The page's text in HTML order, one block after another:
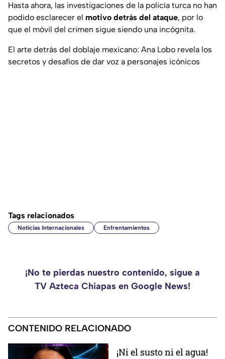
Hasta ahora, las investigaciones de la policía turca no han
podido esclarecer el motivo detrás del ataque, por lo
que el móvil del crimen sigue siendo una incógnita.
El arte detrás del doblaje mexicano: Ana Lobo revela los
secretos y desafíos de dar voz a personajes icónicos
Tags relacionados
Noticias Internacionales Enfrentamientos
¡No te pierdas nuestro contenido, sigue a
TV Azteca Chiapas en Google News!
CONTENIDO RELACIONADO
¡Ni el susto ni el agua!